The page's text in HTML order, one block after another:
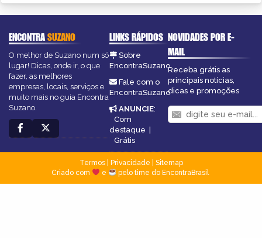
ENCONTRASUZANO
O melhor de Suzano num só
lugar! Dicas, onde ir, o que
fazer, as melhores
empresas, locais, serviços e
muito mais no guia Encontra
Suzano.
LINKS RÁPIDOS
Sobre
EncontraSuzano
Fale com o
EncontraSuzano
ANUNCIE:
Com
destaque |
Grátis
NOVIDADES POR E-
MAIL
Receba grátis as
principais notícias,
dicas e promoções
Termos| Privacidade
Sitemap
Criado com
e pelo time do EncontraBrasil